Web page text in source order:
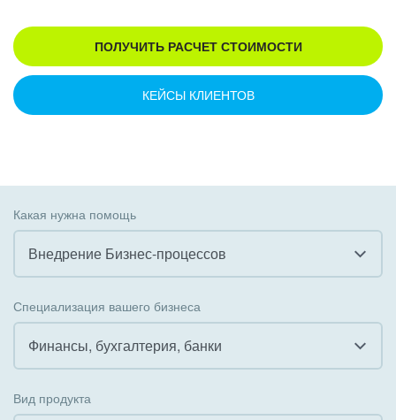
ПОЛУЧИТЬ РАСЧЕТ СТОИМОСТИ
КЕЙСЫ КЛИЕНТОВ
Какая нужна помощь
Внедрение Бизнес-процессов
Внедрение КЭДО
Интеграция с 1С
Специализация вашего бизнеса
Финансы, бухгалтерия, банки
Вид продукта